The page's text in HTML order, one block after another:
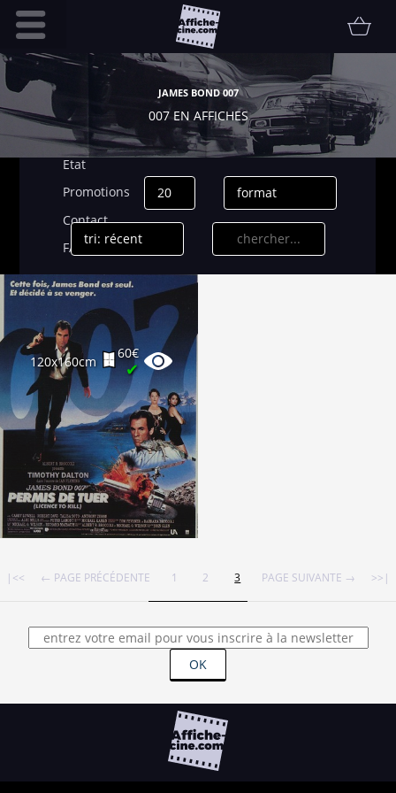
Accueil
Infos pratiques
Affiche
Etat
Promotions
Contact
FAQ
Communauté
Collectionneur
Vendu
Thématiques
Partenaires
Vendre
JAMES BOND 007
007 EN AFFICHES
120x160cm
60€
✔
|<< ← PAGE PRÉCÉDENTE 1 2 3 PAGE SUIVANTE → >>|
OK